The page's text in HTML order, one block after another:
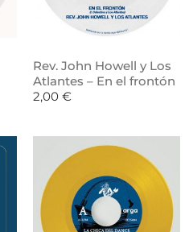
Rev. John Howell y Los
Atlantes – En el frontón
2,00 €